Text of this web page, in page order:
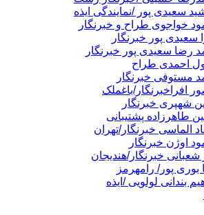
سعیدی پور /نمایندگی ایذه
خواجوی طراح و خبرنگار
سعیدی پور خبرنگار
رضا سعیدی پور خبرنگار
احمدی طراح
مستوفی خبرنگار
افراخبرنگار/باغملک
شهپری خبرنگار
طاهرزاده پشتیبانی
الماسی خبرنگار/تهران
اوژن خبرنگار
شعبانی خبرنگار/هندیجان
بوری پور/ رامهرمز
بندانی لولویی /ایذه